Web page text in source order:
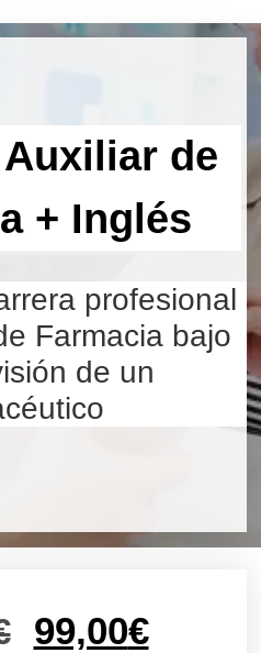
de
+ Inglés
profesional
Farmacia bajo
de un
99,00€